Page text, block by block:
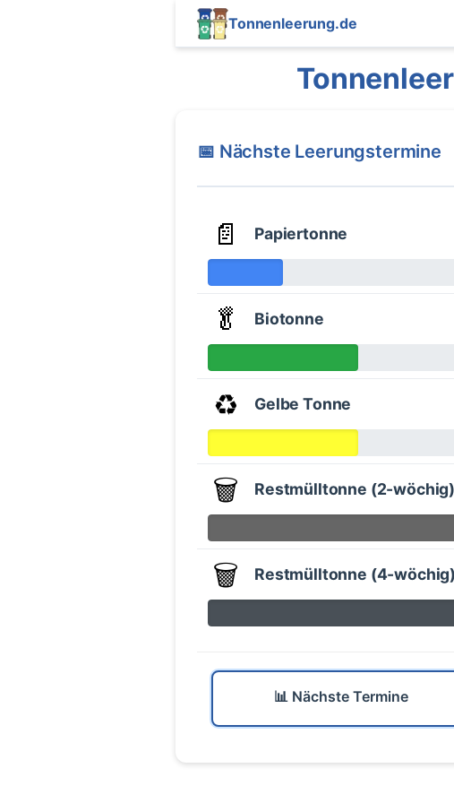
Tonnenleerung.de
📅 Nächste Leerungstermine
📄 Papiertonne
🥬 Biotonne
♻️ Gelbe Tonne
🗑️ Restmülltonne (2-wöchig)
🗑️ Restmülltonne (4-wöchig)
📊 Nächste Termine